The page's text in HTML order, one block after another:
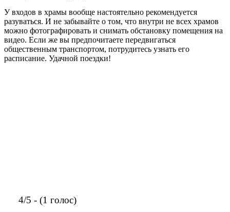
У входов в храмы вообще настоятельно рекомендуется
разуваться. И не забывайте о том, что внутри не всех храмов
можно фотографировать и снимать обстановку помещения на
видео. Если же вы предпочитаете передвигаться
общественным транспортом, потрудитесь узнать его
расписание. Удачной поездки!
4/5 - (1 голос)